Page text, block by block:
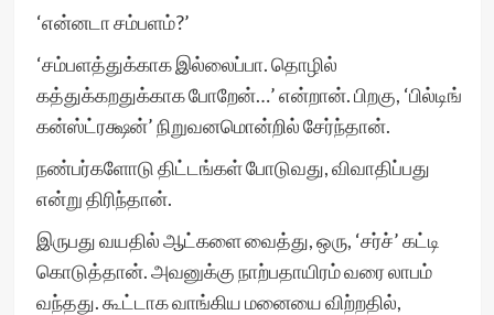
‘என்னடா சம்பளம்?’
‘சம்பளத்துக்காக இல்லைப்பா. தொழில்
கத்துக்கறதுக்காக போறேன்…’ என்றான். பிறகு, ‘பில்டிங்
கன்ஸ்ட்ரக்ஷன்’ நிறுவனமொன்றில் சேர்ந்தான்.
நண்பர்களோடு திட்டங்கள் போடுவது, விவாதிப்பது
என்று திரிந்தான்.
இருபது வயதில் ஆட்களை வைத்து, ஒரு, ‘சர்ச்’ கட்டி
கொடுத்தான். அவனுக்கு நாற்பதாயிரம் வரை லாபம்
வந்தது. கூட்டாக வாங்கிய மனையை விற்றதில்,